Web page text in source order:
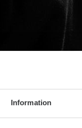
Information